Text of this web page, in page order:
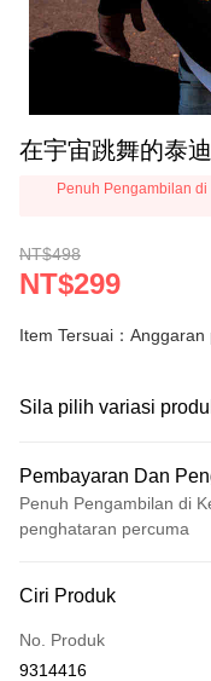
在宇宙跳舞的泰
Penuh Pengambilan
NT$498
NT$299
Item Tersuai：
Sila pilih variasi
Pembayaran Dan
Penuh Pengambilan di
penghataran percuma
Kad Kredit (Bayaran
Pengambilan di Kedai
Ciri Produk
No. Produk
9314416